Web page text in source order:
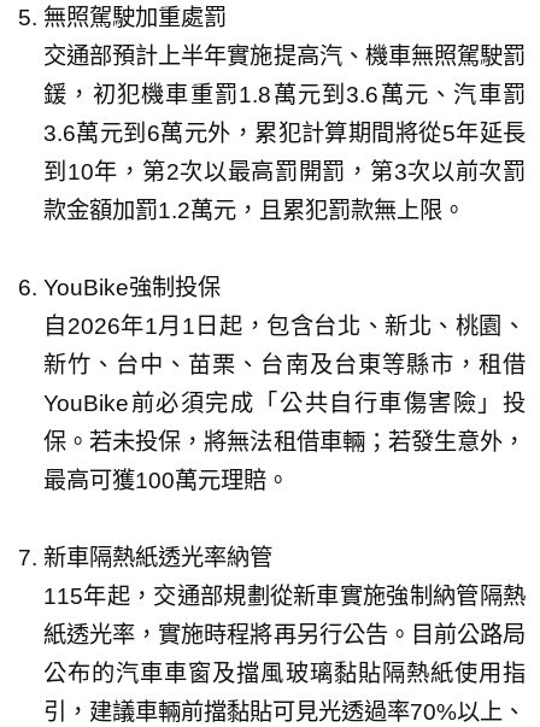
無照駕駛加重處罰
交通部預計上半年實施提高汽、機車無照駕駛罰
鍰，初犯機車重罰1.8萬元到3.6萬元、汽車罰
3.6萬元到6萬元外，累犯計算期間將從5年延長
到10年，第2次以最高罰開罰，第3次以前次罰
款金額加罰1.2萬元，且累犯罰款無上限。
YouBike強制投保
自2026年1月1日起，包含台北、新北、桃園、
新竹、台中、苗栗、台南及台東等縣市，租借
YouBike前必須完成「公共自行車傷害險」投
保。若未投保，將無法租借車輛；若發生意外，
最高可獲100萬元理賠。
新車隔熱紙透光率納管
115年起，交通部規劃從新車實施強制納管隔熱
紙透光率，實施時程將再另行公告。目前公路局
公布的汽車車窗及擋風玻璃黏貼隔熱紙使用指
引，建議車輛前擋黏貼可見光透過率70%以上、